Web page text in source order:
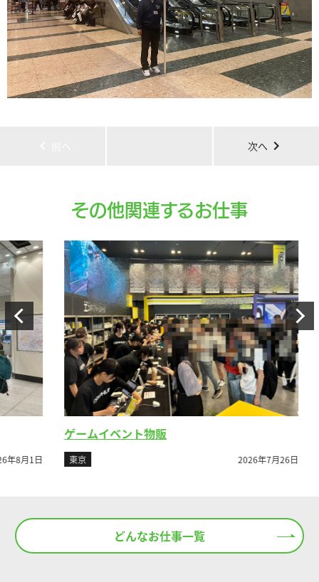
次へ chevron_right
その他関連するお仕事
1日
ゲームイベント物販
2026年7月26日
どんなお仕事一覧